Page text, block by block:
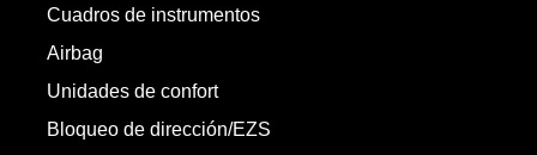
Cuadros de instrumentos
Airbag
Unidades de confort
Bloqueo de dirección/EZS